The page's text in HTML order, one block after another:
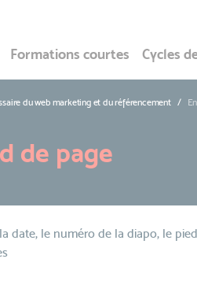
Formations courtes Cycles
du web marketing et du référencement
de page
date, le numéro de la diapo, le